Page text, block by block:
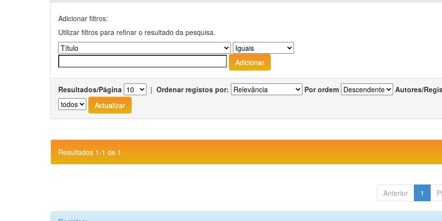
Adicionar filtros:
Utilizar filtros para refinar o resultado da pesquisa.
Resultados/Página | Ordenar registos por: Por ordem Autores/
Resultados 1-1 de 1.
Anterior 1